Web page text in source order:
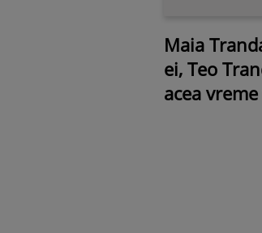
Maia
ei, Teo
acea